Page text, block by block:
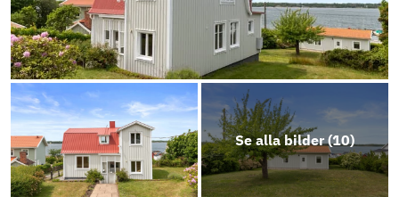
Se alla bilder (10)